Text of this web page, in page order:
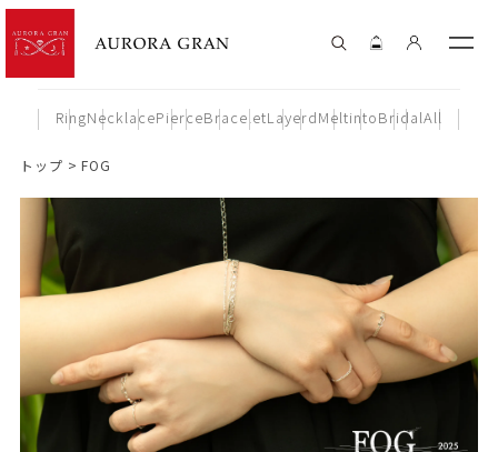
RingNecklacePierceBraceletLayerdMeltintoBridalAll
トップ FOG